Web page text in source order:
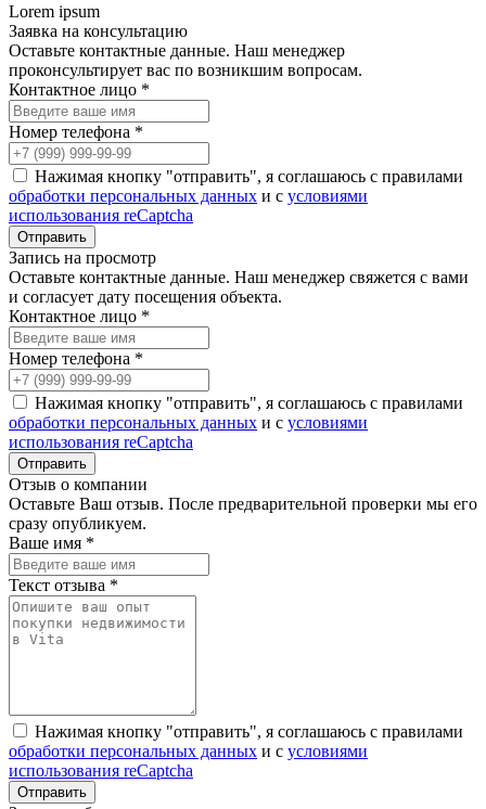
Lorem ipsum
Заявка на консультацию
Оставьте контактные данные. Наш менеджер
проконсультирует вас по возникшим вопросам.
Контактное лицо *
Номер телефона *
Нажимая кнопку "отправить", я соглашаюсь с правилами
обработки персональных данных и с условиями
использования reCaptcha
Запись на просмотр
Оставьте контактные данные. Наш менеджер свяжется с вами
и согласует дату посещения объекта.
Контактное лицо *
Номер телефона *
Нажимая кнопку "отправить", я соглашаюсь с правилами
обработки персональных данных и с условиями
использования reCaptcha
Отзыв о компании
Оставьте Ваш отзыв. После предварительной проверки мы его
сразу опубликуем.
Ваше имя *
Текст отзыва *
Нажимая кнопку "отправить", я соглашаюсь с правилами
обработки персональных данных и с условиями
использования reCaptcha